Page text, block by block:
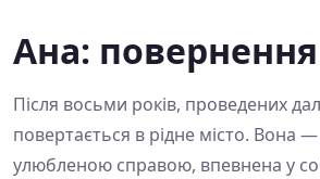
Ана:
Після восьми років, проведених
повертається в рідне місто. Вона
улюбленою справою, впевнена у